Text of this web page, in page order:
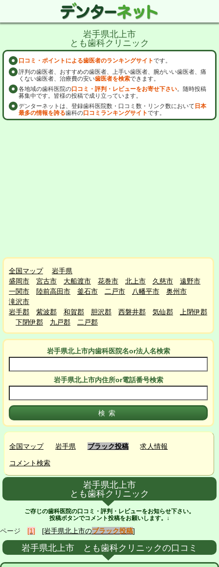
岩手県北上市
とも歯科クリニック
口コミ・ポイントによる歯医者のランキングサイトです。
評判の歯医者、おすすめの歯医者、上手い歯医者、腕がいい歯医者、痛
くない歯医者、治療費の安い歯医者を検索できます。
各地域の歯科医院の口コミ・評判・レビューをお寄せ下さい。随時投稿
募集中です。皆様の投稿で成り立っています。
デンターネットは、登録歯科医院数・口コミ数・リンク数において 日本
最多の情報を誇る歯科の口コミランキングサイトです。
全国マップ
岩手県
盛岡市
宮古市 大船渡市 花巻市 北上市 久慈市
遠野市
一関市
陸前高田市 釜石市 二戸市 八幡平市
奥州市
滝沢市
岩手郡
紫波郡 和賀郡 胆沢郡 西磐井郡 気仙郡
上閉伊郡
下閉伊郡
九戸郡 二戸郡
岩手県北上市内歯科医院名or法人名検索
岩手県北上市内住所or電話番号検索
全国マップ 岩手県 ブラック投稿 求人情報
コメント検索
岩手県北上市
とも歯科クリニック
ご存じの歯科医院の口コミ・評判・レビューをお知らせ下さい。
投稿ボタンでコメント投稿をお願いします。↓
ページ [1] [岩手県北上市のブラック投稿]
岩手県北上市 とも歯科クリニックの口コミ